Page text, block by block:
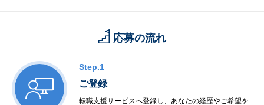
：残業平均15.8時間、有給取得率90.0%、育休・産休取得率10
0％、復職率89％※男性も育児休暇取得実績があります。
応募の流れ
Step.1
ご登録
転職支援サービスへ登録し、あなたの経歴やご希望を